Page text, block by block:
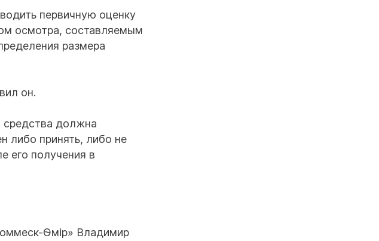
первичную оценку
осмотра, составляемым
размера
он.
средства должна
либо принять, либо не
его получения в
Өмір» Владимир